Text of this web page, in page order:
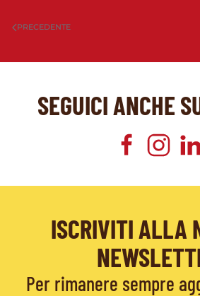
PRECEDENTE
SEGUICI ANCHE
ISCRIVITI ALLA
Per rimanere sempre